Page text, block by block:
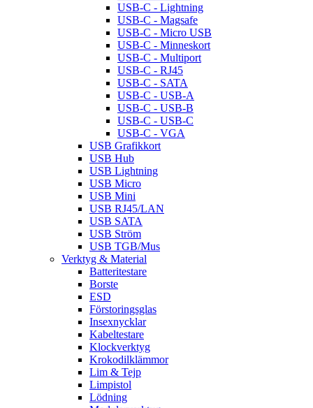
USB-C - Lightning
USB-C - Magsafe
USB-C - Micro USB
USB-C - Minneskort
USB-C - Multiport
USB-C - RJ45
USB-C - SATA
USB-C - USB-A
USB-C - USB-B
USB-C - USB-C
USB-C - VGA
USB Grafikkort
USB Hub
USB Lightning
USB Micro
USB Mini
USB RJ45/LAN
USB SATA
USB Ström
USB TGB/Mus
Verktyg & Material
Batteritestare
Borste
ESD
Förstoringsglas
Insexnycklar
Kabeltestare
Klockverktyg
Krokodilklämmor
Lim & Tejp
Limpistol
Lödning